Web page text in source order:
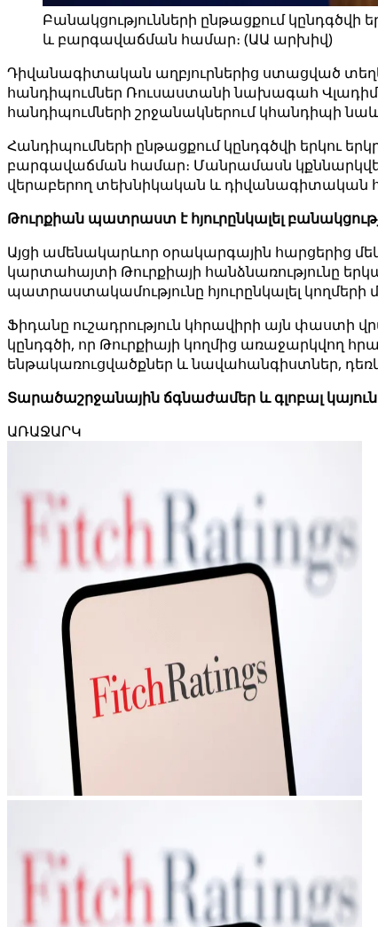
Բանակցությունների ընթացքում կընդգծվի
և բարգավաճման համար։ (ԱԱ արխիվ)
Դիվանագիտական ​​աղբյուրներից ստացված
հանդիպումներ Ռուսաստանի նախագահ
հանդիպումների շրջանակներում կհանդիպի
Հանդիպումների ընթացքում կընդգծվի երկու
բարգավաճման համար։ Մանրամասն
վերաբերող տեխնիկական և դիվանագիտական
Թուրքիան պատրաստ է հյուրընկալել
Այցի ամենակարևոր օրակարգային հարցերից
կարտահայտի Թուրքիայի հանձնառությունը
պատրաստակամությունը հյուրընկալել կողմերի
Ֆիդանը ուշադրություն կհրավիրի այն փաստի
կընդգծի, որ Թուրքիայի կողմից առաջարկվող
ենթակառուցվածքներ և նավահանգիստներ,
Տարածաշրջանային ճգնաժամեր և գլոբալ
ԱՌԱՋԱՐԿ